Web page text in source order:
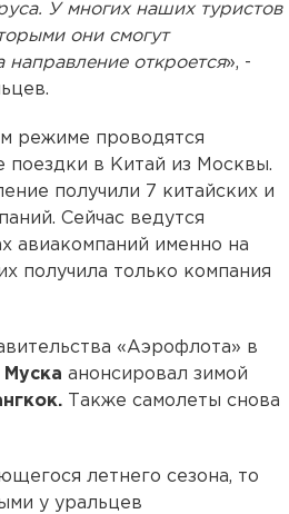
У многих наших туристов
они смогут
направление откроется», -
режиме проводятся
поездки в Китай из Москвы.
получили 7 китайских и
Сейчас ведутся
авиакомпаний именно на
получила только компания
«Аэрофлота» в
анонсировал зимой
Также самолеты снова
летнего сезона, то
у уральцев